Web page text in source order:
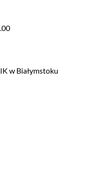
w Białymstoku